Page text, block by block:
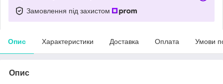
Замовлення під захистом
Опис Характеристики Доставка Оплата Умови
Опис